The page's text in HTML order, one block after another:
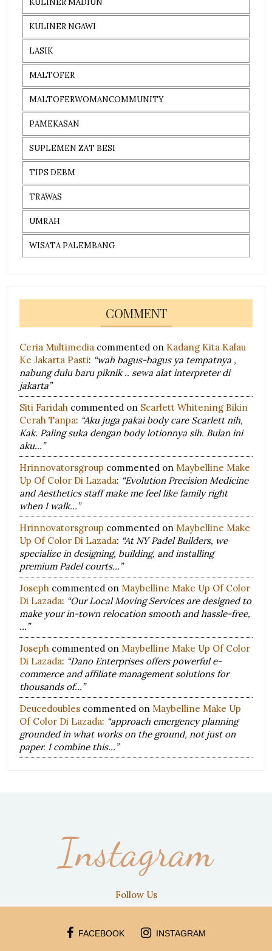
KULINER MADIUN
KULINER NGAWI
LASIK
MALTOFER
MALTOFERWOMANCOMMUNITY
PAMEKASAN
SUPLEMEN ZAT BESI
TIPS DEBM
TRAWAS
UMRAH
WISATA PALEMBANG
COMMENT
Ceria Multimedia commented on Kadang Kita Kalau
Ke Jakarta Pasti: “wah bagus-bagus ya tempatnya ,
nabung dulu baru piknik .. sewa alat interpreter di
jakarta”
Siti Faridah commented on Scarlett Whitening Bikin
Cerah Tanpa: “Aku juga pakai body care Scarlett nih,
Kak. Paling suka dengan body lotionnya sih. Bulan ini
aku…”
Hrinnovatorsgroup commented on Maybelline Make
Up Of Color Di Lazada: “Evolution Precision Medicine
and Aesthetics staff make me feel like family right
when I walk…”
Hrinnovatorsgroup commented on Maybelline Make
Up Of Color Di Lazada: “At NY Padel Builders, we
specialize in designing, building, and installing
premium Padel courts…”
Joseph commented on Maybelline Make Up Of Color
Di Lazada: “Our Local Moving Services are designed to
make your in-town relocation smooth and hassle-free,
…”
Joseph commented on Maybelline Make Up Of Color
Di Lazada: “Dano Enterprises offers powerful e-
commerce and affiliate management solutions for
thousands of…”
Deucedoubles commented on Maybelline Make Up
Of Color Di Lazada: “approach emergency planning
grounded in what works on the ground, not just on
paper. I combine this…”
Instagram
Follow Us
FACEBOOK INSTAGRAM